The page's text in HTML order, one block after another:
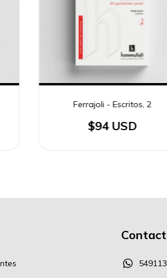
Ferrajoli - Escritos, 2
$94 USD